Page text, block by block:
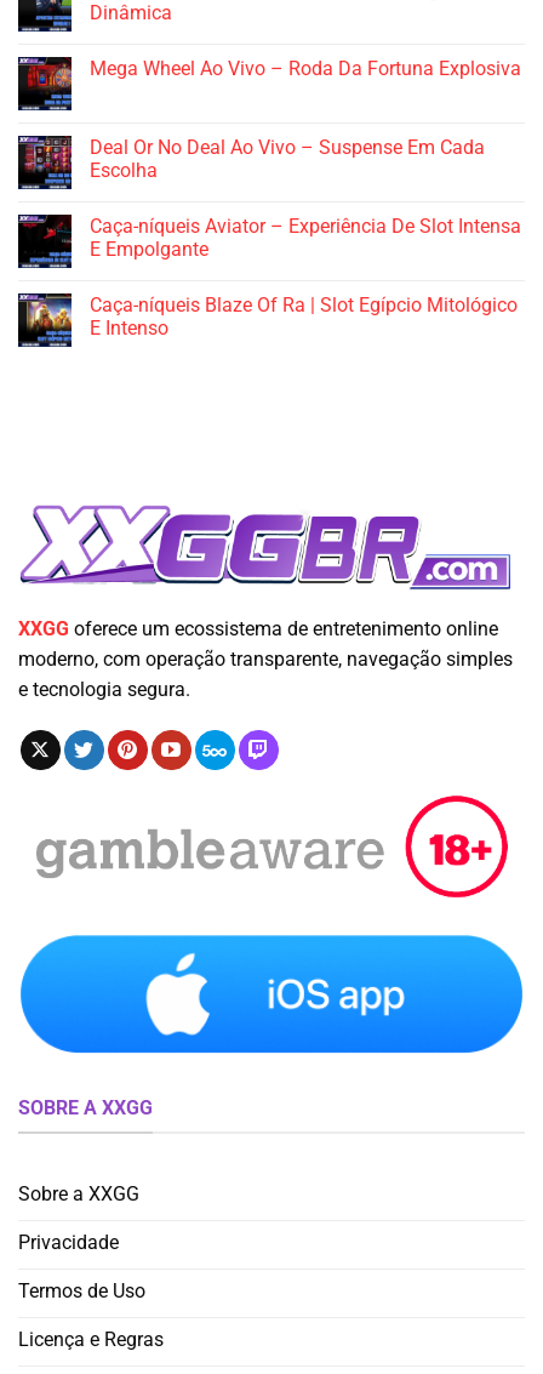
Dinâmica
Mega Wheel Ao Vivo – Roda Da Fortuna Explosiva
Deal Or No Deal Ao Vivo – Suspense Em Cada
Escolha
Caça-níqueis Aviator – Experiência De Slot Intensa
E Empolgante
Caça-níqueis Blaze Of Ra | Slot Egípcio Mitológico
E Intenso
XXGG oferece um ecossistema de entretenimento online
moderno, com operação transparente, navegação simples
e tecnologia segura.
SOBRE A XXGG
Sobre a XXGG
Privacidade
Termos de Uso
Licença e Regras